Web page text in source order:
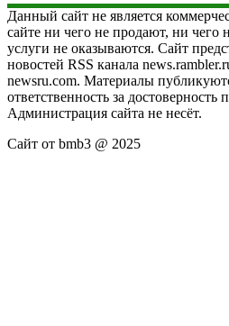
Данный сайт не является
сайте ни чего не продают, ни чего
услуги не оказываются. Сайт
новостей RSS канала
newsru.com. Материалы
ответственность за
Администрация сайта не несёт.
Сайт от bmb3 @ 2025